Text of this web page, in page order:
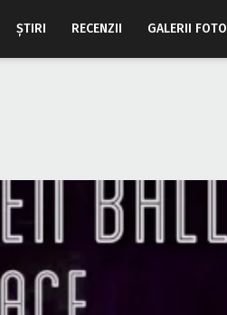
ŞTIRI RECENZII GALERII FOTO